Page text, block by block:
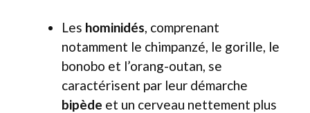
Les hominidés, comprenant
notamment le chimpanzé, le gorille, le
bonobo et l’orang-outan, se
caractérisent par leur démarche
bipède et un cerveau nettement plus